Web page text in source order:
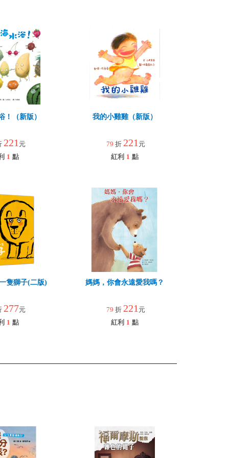
！（新版）
221 元
1 點
我的小雞雞（新版）
79 折 221 元
紅利 1 點
隻獅子(二版)
277元
1 點
媽媽，你會永遠愛我嗎？
79 折 221 元
紅利 1 點